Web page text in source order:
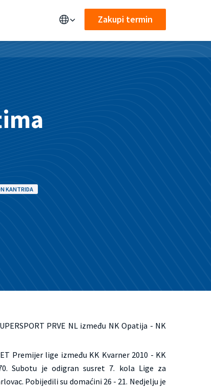
Zakupi termin
KANTRIDA
PRVE NL između NK Opatija - NK
Premijer lige između KK Kvarner 2010 - KK
Subotu je odigran susret 7. kola Lige za
Pobijedili su domaćini 26 - 21. Nedjelju je